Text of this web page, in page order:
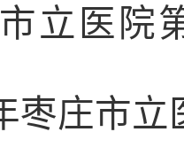
立医院
枣庄市